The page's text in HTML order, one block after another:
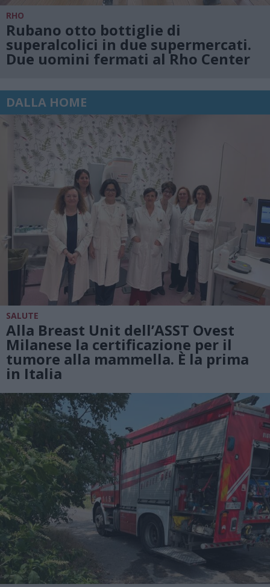
RHO
Rubano otto bottiglie di
superalcolici in due supermercati.
Due uomini fermati al Rho Center
DALLA HOME
SALUTE
Alla Breast Unit dell’ASST Ovest
Milanese la certificazione per il
tumore alla mammella. È la prima
in Italia